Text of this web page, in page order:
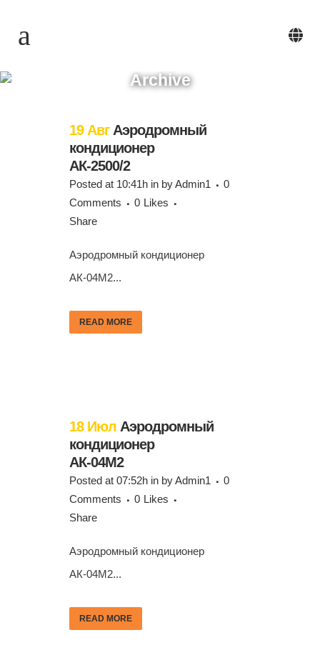
Archive
19 Авг Аэродромный
кондиционер
АК-2500/2
Posted at 10:41h in byAdmin1
0
Comments
0 Likes
Share
Аэродромный кондиционер
АК-04М2...
READ MORE
18 Июл Аэродромный
кондиционер
АК-04М2
Posted at 07:52h in byAdmin1
0
Comments
0 Likes
Share
Аэродромный кондиционер
АК-04М2...
READ MORE